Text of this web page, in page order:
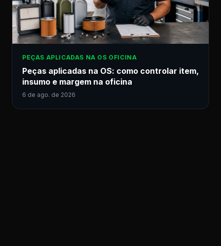
PEÇAS APLICADAS NA OS OFICINA
Peças aplicadas na OS: como controlar item,
insumo e margem na oficina
6 de ago. de 2026